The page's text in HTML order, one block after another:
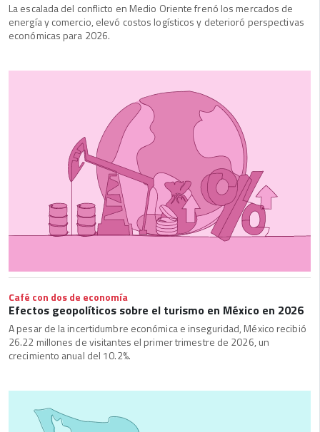
La escalada del conflicto en Medio Oriente frenó los mercados de
energía y comercio, elevó costos logísticos y deterioró perspectivas
económicas para 2026.
Café con dos de economía
Efectos geopolíticos sobre el turismo en México en 2026
A pesar de la incertidumbre económica e inseguridad, México recibió
26.22 millones de visitantes el primer trimestre de 2026, un
crecimiento anual del 10.2%.